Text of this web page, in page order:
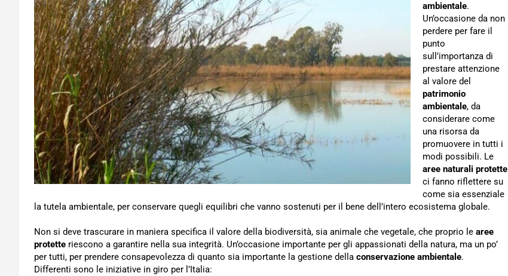
ambientale.
Un’occasione da non
perdere per fare il
punto
sull’importanza di
prestare attenzione
al valore del
patrimonio
ambientale, da
considerare come
una risorsa da
promuovere in tutti i
modi possibili. Le
aree naturali protette
ci fanno riflettere su
come sia essenziale
la tutela ambientale, per conservare quegli equilibri che vanno sostenuti per il bene dell’intero ecosistema globale.
Non si deve trascurare in maniera specifica il valore della biodiversità, sia animale che vegetale, che proprio le aree
protette riescono a garantire nella sua integrità. Un’occasione importante per gli appassionati della natura, ma un po’
per tutti, per prendere consapevolezza di quanto sia importante la gestione della conservazione ambientale.
Differenti sono le iniziative in giro per l’Italia: